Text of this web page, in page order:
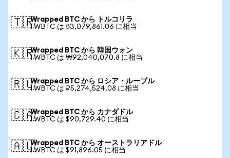
🇹🇷Wrapped BTC から トルコリラ
1 WBTC は ₺3,079,861.06 に相当
🇰🇷Wrapped BTC から 韓国ウォン
1 WBTC は ₩92,040,070.8 に相当
🇷🇺Wrapped BTC から ロシア・ルーブル
1 WBTC は ₽5,274,524.08 に相当
🇨🇦Wrapped BTC から カナダドル
1 WBTC は $90,729.40 に相当
🇦🇺Wrapped BTC から オーストラリアドル
1 WBTC は $91,896.05 に相当